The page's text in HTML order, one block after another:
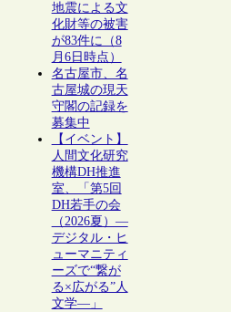
地震による文
化財等の被害
が83件に（8
月6日時点）
名古屋市、名
古屋城の現天
守閣の記録を
募集中
【イベント】
人間文化研究
機構DH推進
室、「第5回
DH若手の会
（2026夏）―
デジタル・ヒ
ューマニティ
ーズで“繋が
る×広がる”人
文学―」